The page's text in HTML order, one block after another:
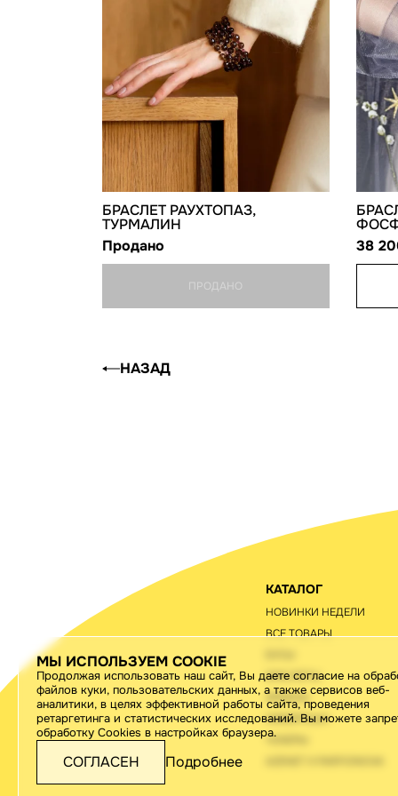
БРАСЛЕТ РАУХТОПАЗ,
ТУРМАЛИН
Продано
ПРОДАНО
38
НАЗАД
МЫ ИСПОЛЬЗУЕМ COOKIE
Продолжая использовать наш сайт, Вы даете согласие на
файлов куки, пользовательских данных, а также сервисов веб-
аналитики, в целях эффективной работы сайта, проведения
ретаргетинга и статистических исследований. Вы можете
обработку Cookies в настройках браузера.
СОГЛАСЕН Подробнее
КАТАЛОГ
НОВИНКИ НЕДЕЛИ
ВСЕ ТОВАРЫ
БРАСЛЕТЫ
АРКАНЫ
ОЖЕБРОШИ
ЧОКЕРЫ